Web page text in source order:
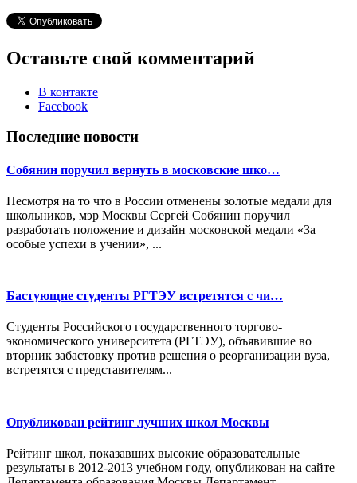
Оставьте свой комментарий
В контакте
Facebook
Последние новости
Собянин поручил вернуть в московские шко…
Несмотря на то что в России отменены золотые медали для
школьников, мэр Москвы Сергей Собянин поручил
разработать положение и дизайн московской медали «За
особые успехи в учении», ...
Бастующие студенты РГТЭУ встретятся с чи…
Студенты Российского государственного торгово-
экономического университета (РГТЭУ), объявившие во
вторник забастовку против решения о реорганизации вуза,
встретятся с представителям...
Опубликован рейтинг лучших школ Москвы
Рейтинг школ, показавших высокие образовательные
результаты в 2012-2013 учебном году, опубликован на сайте